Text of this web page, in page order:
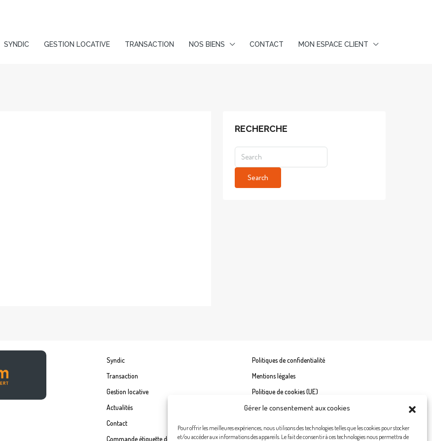
Gérer le consentement aux cookies
Pour offrir les meilleures expériences, nous utilisons des technologies telles que les cookies pour stocker
et/ou accéder aux informations des appareils. Le fait de consentir à ces technologies nous permettra de
SYNDIC GESTION LOCATIVE TRANSACTION NOS BIENS CONTACT MON ESPACE CLIENT
RECHERCHE
Search
Syndic
Transaction
Gestion locative
Actualités
Contact
Commande étiquette de boîte à lettre
Politiques de confidentialité
Mentions légales
Politique de cookies (UE)